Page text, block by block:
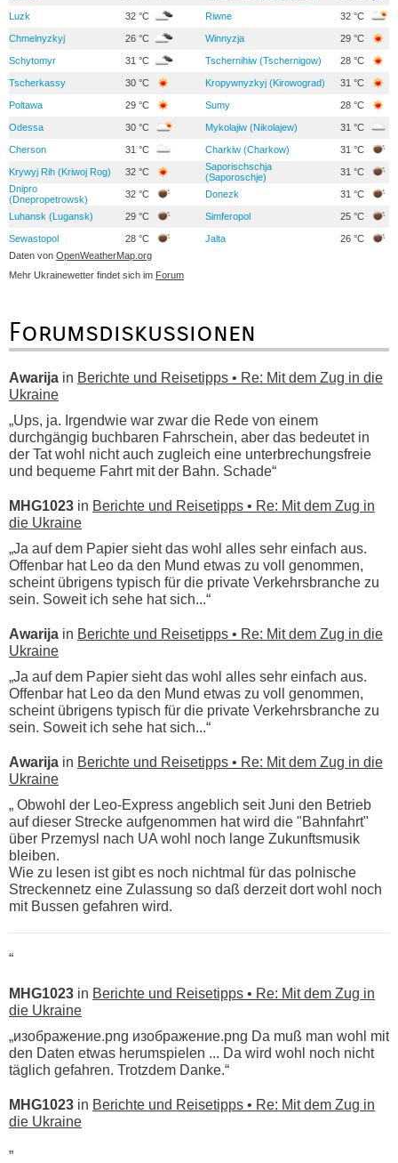
Luzk 32 °C Riwne 32 °C
Chmelnyzkyj 26 °C Winnyzja 29 °C
Schytomyr 31 °C Tschernihiw (Tschernigow) 28 °C
Tscherkassy 30 °C Kropywnyzkyj (Kirowograd) 31 °C
Poltawa 29 °C Sumy 28 °C
Odessa 30 °C Mykolajiw (Nikolajew) 31 °C
Cherson 31 °C Charkiw (Charkow) 31 °C
Krywyj Rih (Kriwoj Rog) 32 °C
Saporischschja
(Saporoschje)
31 °C
Dnipro
(Dnepropetrowsk)
32 °C Donezk 31 °C
Luhansk (Lugansk) 29 °C Simferopol 25 °C
Sewastopol 28 °C Jalta
26 °C
Daten von OpenWeatherMap.org
Mehr Ukrainewetter findet sich im Forum
Forumsdiskussionen
Awarija in Berichte und Reisetipps • Re: Mit dem Zug in die
Ukraine
„Ups, ja. Irgendwie war zwar die Rede von einem
durchgängig buchbaren Fahrschein, aber das bedeutet in
der Tat wohl nicht auch zugleich eine unterbrechungsfreie
und bequeme Fahrt mit der Bahn. Schade“
MHG1023 in Berichte und Reisetipps • Re: Mit dem Zug in
die Ukraine
„Ja auf dem Papier sieht das wohl alles sehr einfach aus.
Offenbar hat Leo da den Mund etwas zu voll genommen,
scheint übrigens typisch für die private Verkehrsbranche zu
sein. Soweit ich sehe hat sich...“
Awarija in Berichte und Reisetipps • Re: Mit dem Zug in die
Ukraine
„Ja auf dem Papier sieht das wohl alles sehr einfach aus.
Offenbar hat Leo da den Mund etwas zu voll genommen,
scheint übrigens typisch für die private Verkehrsbranche zu
sein. Soweit ich sehe hat sich...“
Awarija in Berichte und Reisetipps • Re: Mit dem Zug in die
Ukraine
„ Obwohl der Leo-Express angeblich seit Juni den Betrieb
auf dieser Strecke aufgenommen hat wird die "Bahnfahrt"
über Przemysl nach UA wohl noch lange Zukunftsmusik
bleiben.
Wie zu lesen ist gibt es noch nichtmal für das polnische
Streckennetz eine Zulassung so daß derzeit dort wohl noch
mit Bussen gefahren wird.
“
MHG1023 in Berichte und Reisetipps • Re: Mit dem Zug in
die Ukraine
„изображение.png изображение.png Da muß man wohl mit
den Daten etwas herumspielen ... Da wird wohl noch nicht
täglich gefahren. Trotzdem Danke.“
MHG1023 in Berichte und Reisetipps • Re: Mit dem Zug in
die Ukraine
„